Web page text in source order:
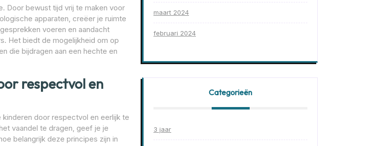
Door bewust tijd vrij te maken voor
apparaten, creëer je ruimte
voeren en aandacht
Het biedt de mogelijkheid om op
die bijdragen aan een hechte en
respectvol en
door respectvol en eerlijk te
vaandel te dragen, geef je je
belangrijk deze principes zijn in
maart 2024
februari 2024
Categorieën
3 jaar